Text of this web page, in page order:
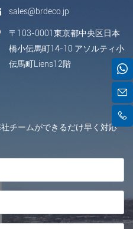
sales@brdeco.jp
〒103-0001東京都中央区日本
橋小伝馬町14-10 アソルティ小
伝馬町Liens12階
チームができるだけ早く対応